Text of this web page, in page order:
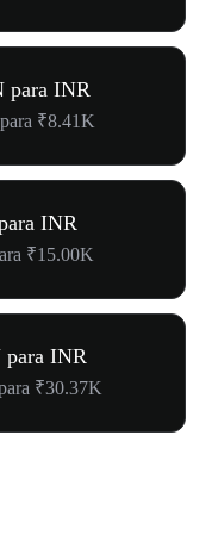
para INR
₹8.41K
INR
₹15.00K
para INR
₹30.37K